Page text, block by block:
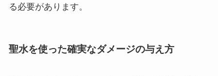
る必要があります。
聖水を使った確実なダメージの与え方